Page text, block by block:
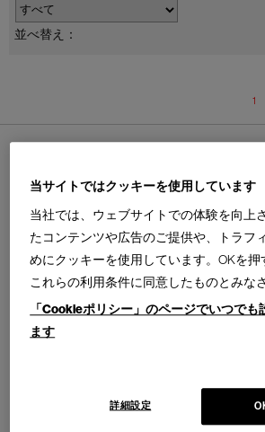
並べ替え：
1
194 9（NOVE）
ノーヴェ サイドテーブル
φ400× H490
天板・ベース＝マーブル（レッドラヴァント）
381 TOREI
トレイ
φ390 × H510
形状＝円柱ラウ
本体＝ポーセリ
当サイトではクッキーを使用しています
当社では、ウェブサイトでの体験を向上
たコンテンツや広告のご提供や、トラフ
めにクッキーを使用しています。OKを
これらの利用条件に同意したものとみな
「Cookieポリシー」のページでいつで
ます
詳細設定